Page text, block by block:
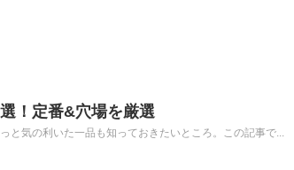
！定番&穴場を厳選
と気の利いた一品も知っておきたいところ。この記事で...